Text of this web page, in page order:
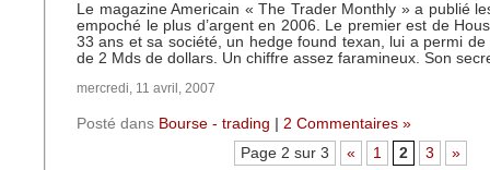
Le magazine Americain « The Trader Monthly » a publié
empoché le plus d’argent en 2006. Le premier est de
33 ans et sa société, un hedge found texan, lui a permi
de 2 Mds de dollars. Un chiffre assez faramineux. Son
mercredi, 11 avril, 2007
Posté dans Bourse - trading
2 Commentaires »
Page 2 sur 3
« 1 2 3 »